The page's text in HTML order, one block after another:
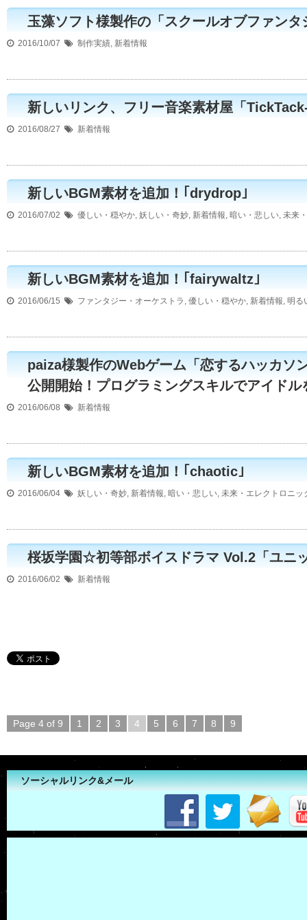
玉藻ソフト様製作の「スクールオブファン
2016/10/07 制作実績, 新着情報
新しいリンク、フリー音楽素材屋「
2016/08/27 新着情報
新しいBGM素材を追加！｢drydrop｣
2016/07/02 優しい・穏やか, 妖しい・奇妙, 新着情報, 暗い・悲しい, 未来
新しいBGM素材を追加！｢fairywaltz｣
2016/06/15 ファンタジー・オーケストラ , 優しい・穏やか, 新着情報, 明る
paiza様製作のWebゲーム「恋するハッカソ
公開開始！プログラミングスキルでアイドル
2016/06/08 新着情報
新しいBGM素材を追加！｢chaotic｣
2016/06/04 妖しい・奇妙, 新着情報, 暗い・悲しい, 未来・エレクトロニッ
桜坂学園☆初等部ボイスドラマ Vol.2「ユニ
2016/06/02 新着情報
Page 4 of 9 1 2 3 4 5 6 7 8 9
ソーシャルリンク&メール